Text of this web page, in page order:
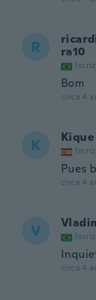
R
ra10
Bom
circa 4
K Kique
Pues
circa 4
V
circa 4